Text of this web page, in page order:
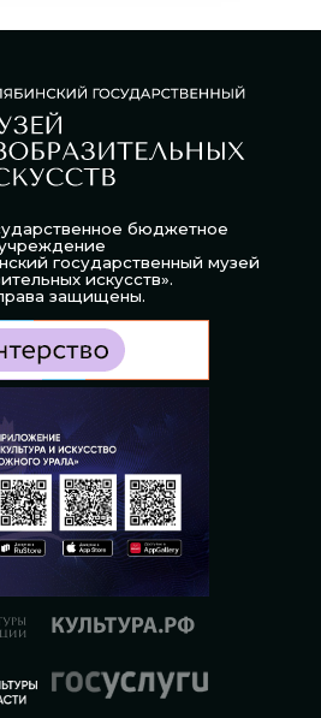
бюджетное
государственный музей
искусств».
защищены.